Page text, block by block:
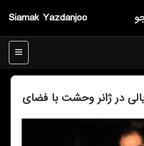
Siamak Yazdanjoo
منو
در ژانر وحشت با فضای